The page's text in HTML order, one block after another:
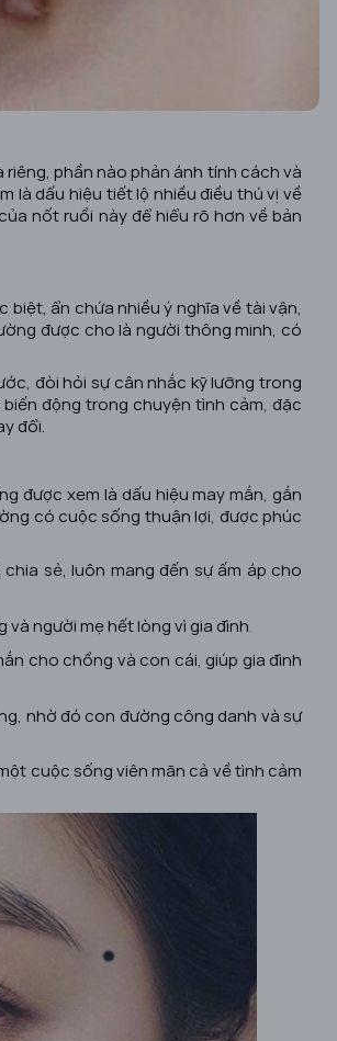
phần nào phản ánh tính cách và
là dấu hiệu tiết lộ nhiều điều thú vị về
nốt ruồi này để hiểu rõ hơn về bản
ẩn chứa nhiều ý nghĩa về tài vận,
được cho là người thông minh, có
đòi hỏi sự cân nhắc kỹ lưỡng trong
động trong chuyện tình cảm, đặc
đổi.
được xem là dấu hiệu may mắn, gắn
có cuộc sống thuận lợi, được phúc
sẻ, luôn mang đến sự ấm áp cho
người mẹ hết lòng vì gia đình.
cho chồng và con cái, giúp gia đình
nhờ đó con đường công danh và sự
cuộc sống viên mãn cả về tình cảm